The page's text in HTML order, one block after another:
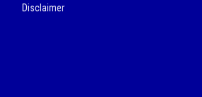
Disclaimer